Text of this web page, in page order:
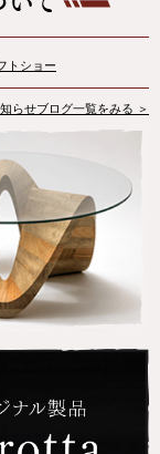
トショー
らせブログ一覧をみる ＞